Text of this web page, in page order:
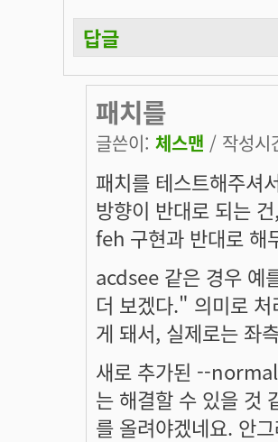
답글
패치를
글쓴이: 체스맨 / 작성
패치를 테스트해주셔
방향이 반대로 되는
feh 구현과 반대로 해
acdsee 같은 경우 예
더 보겠다." 의미로
게 돼서, 실제로는 좌
새로 추가된 --
는 해결할 수 있을 것
를 올려야겠네요. 안